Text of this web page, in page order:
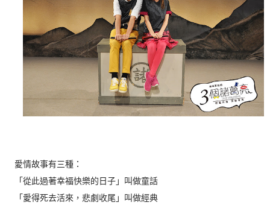
愛情故事有三種：
「從此過著幸福快樂的日子」叫做童話
「愛得死去活來，悲劇收尾」叫做經典